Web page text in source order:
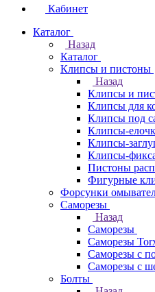
Кабинет
Каталог
Назад
Каталог
Клипсы и пистоны
Назад
Клипсы и
Клипсы для
Клипсы под
Клипсы-
Клипсы-
Клипсы-
Пистоны
Фигурные
Форсунки
Саморезы
Назад
Саморезы
Саморезы
Саморезы с
Саморезы с
Болты